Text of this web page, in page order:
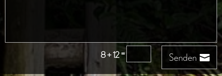
8 + 12 = Senden